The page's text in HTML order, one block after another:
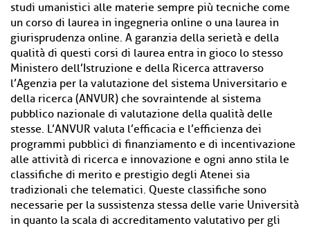
studi umanistici alle materie sempre più tecniche come
un corso di laurea in ingegneria online o una laurea in
giurisprudenza online. A garanzia della serietà e della
qualità di questi corsi di laurea entra in gioco lo stesso
Ministero dell’Istruzione e della Ricerca attraverso
l’Agenzia per la valutazione del sistema Universitario e
della ricerca (ANVUR) che sovraintende al sistema
pubblico nazionale di valutazione della qualità delle
stesse. L’ANVUR valuta l’efficacia e l’efficienza dei
programmi pubblici di finanziamento e di incentivazione
alle attività di ricerca e innovazione e ogni anno stila le
classifiche di merito e prestigio degli Atenei sia
tradizionali che telematici. Queste classifiche sono
necessarie per la sussistenza stessa delle varie Università
in quanto la scala di accreditamento valutativo per gli